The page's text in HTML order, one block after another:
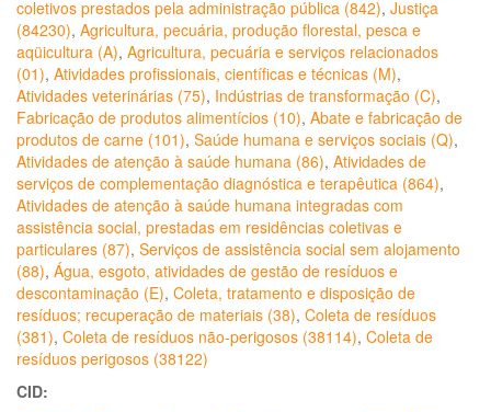
coletivos prestados pela administração pública (842), Justiça
(84230), Agricultura, pecuária, produção florestal, pesca e
aqüicultura (A), Agricultura, pecuária e serviços relacionados
(01), Atividades profissionais, científicas e técnicas (M),
Atividades veterinárias (75), Indústrias de transformação (C),
Fabricação de produtos alimentícios (10), Abate e fabricação de
produtos de carne (101), Saúde humana e serviços sociais (Q),
Atividades de atenção à saúde humana (86), Atividades de
serviços de complementação diagnóstica e terapêutica (864),
Atividades de atenção à saúde humana integradas com
assistência social, prestadas em residências coletivas e
particulares (87), Serviços de assistência social sem alojamento
(88), Água, esgoto, atividades de gestão de resíduos e
descontaminação (E), Coleta, tratamento e disposição de
resíduos; recuperação de materiais (38), Coleta de resíduos
(381), Coleta de resíduos não-perigosos (38114), Coleta de
resíduos perigosos (38122)
CID: